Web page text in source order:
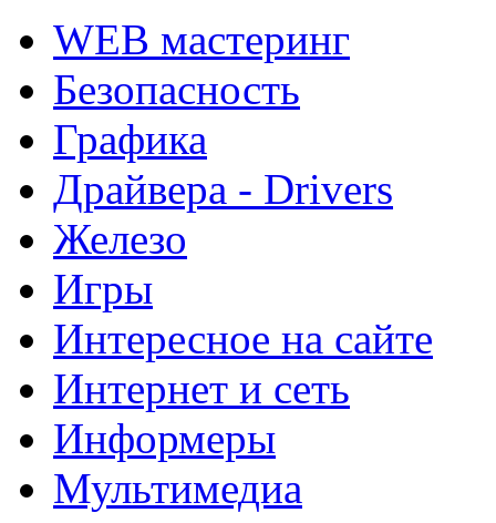
WEB мастеринг
Безопасность
Графика
Драйвера - Drivers
Железо
Игры
Интересное на сайте
Интернет и сеть
Информеры
Мультимедиа